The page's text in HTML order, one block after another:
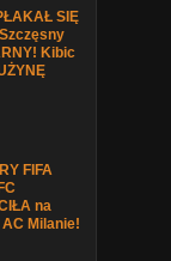
SIĘ
Kibic
FIFA
na
Milanie!